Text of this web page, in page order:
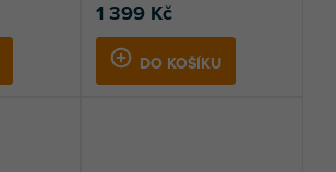
1 399 Kč
DO KOŠÍKU